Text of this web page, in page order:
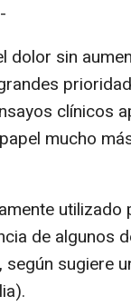
dolor sin
clínicos
mucho
utilizado
de algunos
sugiere